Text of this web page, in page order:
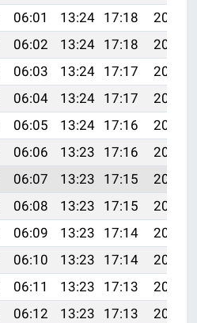
06:01 13:24 17:18
20:36
06:02 13:24 17:18
20:35
06:03 13:24 17:17
20:34
06:04 13:24 17:17
20:33
06:05 13:24 17:16
20:32
06:06 13:23 17:16
20:31
06:07 13:23 17:15
20:29
06:08 13:23 17:15
20:28
06:09 13:23 17:14
20:27
06:10 13:23 17:14
20:26
06:11 13:23 17:13
20:24
06:12 13:23 17:13
20:23